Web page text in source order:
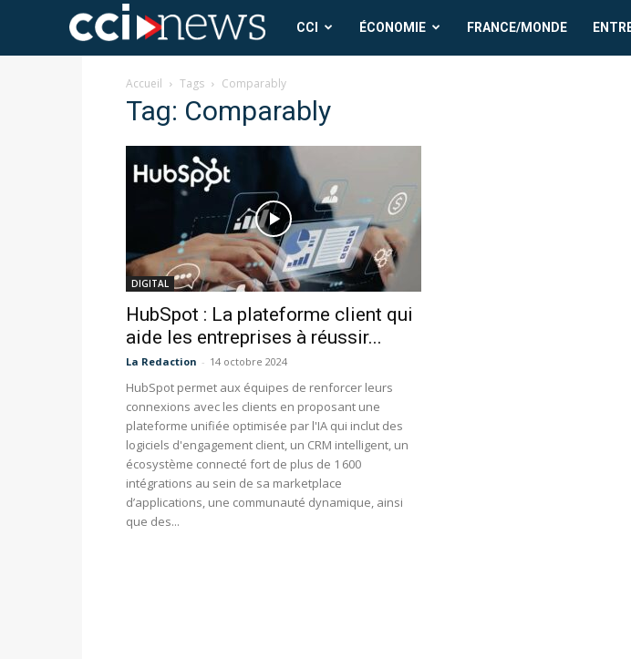
CCI
News
CCI ÉCONOMIE FRANCE/MONDE
Accueil Tags Comparably
Tag: Comparably
DIGITAL
HubSpot : La plateforme client qui
aide les entreprises à réussir...
La Redaction - 14 octobre 2024
HubSpot permet aux équipes de renforcer leurs
connexions avec les clients en proposant une
plateforme unifiée optimisée par l'IA qui inclut des
logiciels d'engagement client, un CRM intelligent, un
écosystème connecté fort de plus de 1 600
intégrations au sein de sa marketplace
d’applications, une communauté dynamique, ainsi
que des...